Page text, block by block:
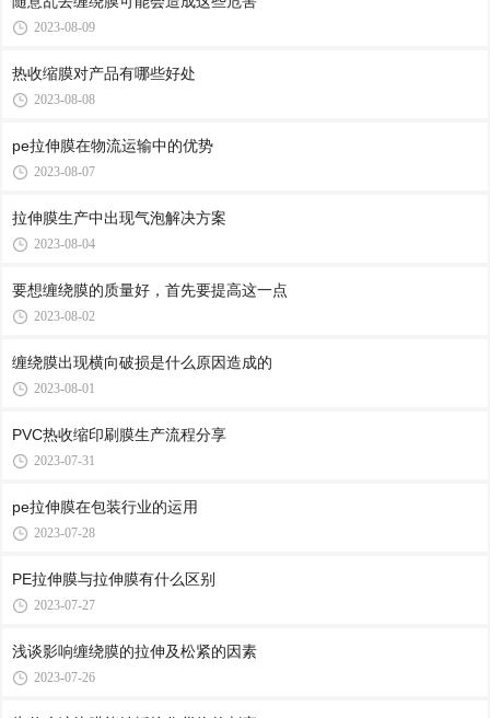
2023-08-09
热收缩膜对产品有哪些好处
2023-08-08
pe拉伸膜在物流运输中的优势
2023-08-07
拉伸膜生产中出现气泡解决方案
2023-08-04
要想缠绕膜的质量好，首先要提高这一点
2023-08-02
缠绕膜出现横向破损是什么原因造成的
2023-08-01
PVC热收缩印刷膜生产流程分享
2023-07-31
pe拉伸膜在包装行业的运用
2023-07-28
PE拉伸膜与拉伸膜有什么区别
2023-07-27
浅谈影响缠绕膜的拉伸及松紧的因素
2023-07-26